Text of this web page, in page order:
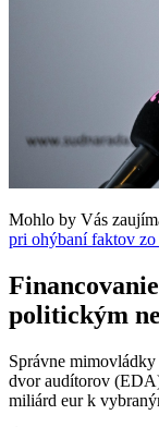
Mohlo by Vás
pri ohýbaní faktov
politickým
Správne
dvor audítorov
miliárd eur k